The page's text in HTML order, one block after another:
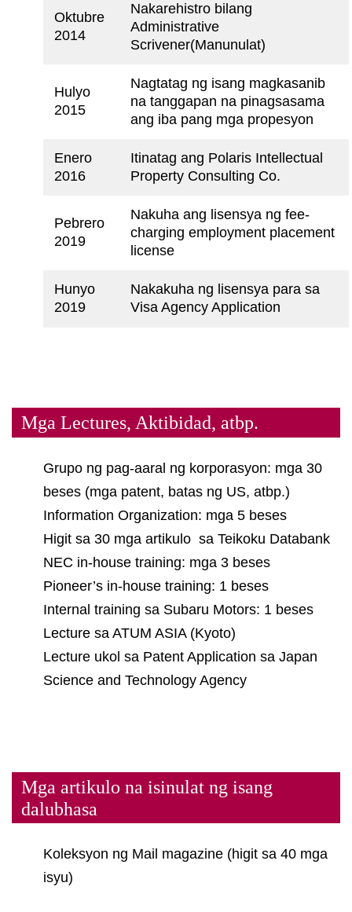
Oktubre
2014
Nakarehistro bilang
Administrative
Scrivener(Manunulat)
Hulyo
2015
Nagtatag ng isang magkasanib
na tanggapan na pinagsasama
ang iba pang mga propesyon
Enero
2016
Itinatag ang Polaris Intellectual
Property Consulting Co.
Pebrero
2019
Nakuha ang lisensya ng fee-
charging employment placement
license
Hunyo
2019
Nakakuha ng lisensya para sa
Visa Agency Application
Mga Lectures, Aktibidad, atbp.
Grupo ng pag-aaral ng korporasyon: mga 30
beses (mga patent, batas ng US, atbp.)
Information Organization: mga 5 beses
Higit sa 30 mga artikulo sa Teikoku Databank
NEC in-house training: mga 3 beses
Pioneer’s in-house training: 1 beses
Internal training sa Subaru Motors: 1 beses
Lecture sa ATUM ASIA (Kyoto)
Lecture ukol sa Patent Application sa Japan
Science and Technology Agency
Mga artikulo na isinulat ng isang
dalubhasa
Koleksyon ng Mail magazine (higit sa 40 mga
isyu)